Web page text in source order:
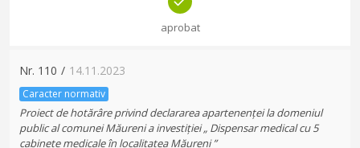
aprobat
Nr. 110 / 14.11.2023
Caracter normativ
Proiect de hotărâre privind declararea apartenenței la domeniul
public al comunei Măureni a investiției „ Dispensar medical cu 5
cabinete medicale în localitatea Măureni ”